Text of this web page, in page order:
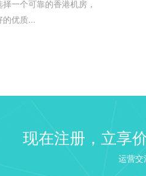
一个可靠的香港机房，
的优质...
2020-10
这是每个使用windows服务器
识，本文章介绍win...
现在注册，立享
运营交